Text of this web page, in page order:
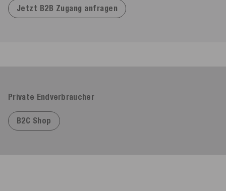
Jetzt B2B Zugang anfragen
Private Endverbraucher
B2C Shop